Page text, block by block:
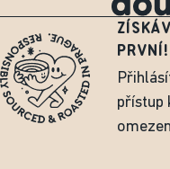
PRVNÍ!
přístup